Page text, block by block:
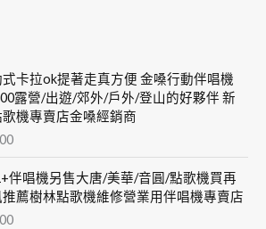
卡拉ok提著走真方便 金嗓行動伴唱機
露營/出遊/郊外/戶外/登山的好夥伴 新
機專賣店金嗓經銷商
伴唱機另售大唐/美華/音圓/點歌機買再
薦樹林點歌機維修營業用伴唱機專賣店